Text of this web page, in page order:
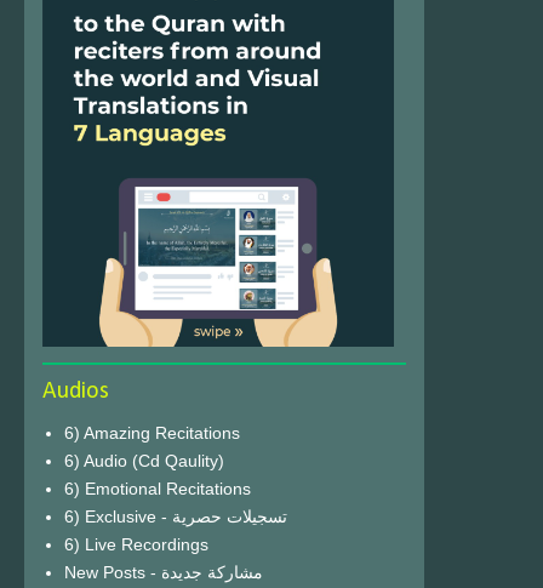
Audios
6) Amazing Recitations
6) Audio (Cd Qaulity)
6) Emotional Recitations
6) Exclusive - تسجيلات حصرية
6) Live Recordings
New Posts - مشاركة جديدة